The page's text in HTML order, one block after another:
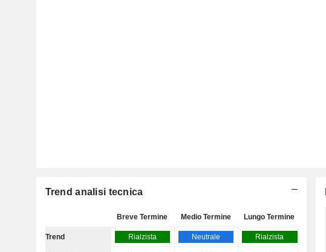
Trend analisi tecnica
Breve Termine Medio Termine Lungo Termine
Trend Rialzista Neutrale Rialzista